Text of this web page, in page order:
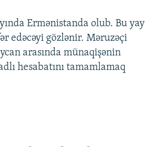
Ermənistanda olub. Bu yay
edəcəyi gözlənir. Məruzəçi
arasında münaqişənin
hesabatını tamamlamaq